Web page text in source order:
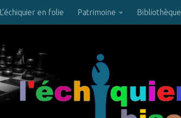
L’échiquier en folie Patrimoine Bibliothèque